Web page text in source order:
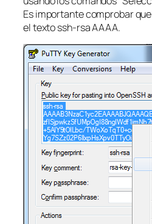
Es importante comprobar
el texto ssh-rsa AAAA.